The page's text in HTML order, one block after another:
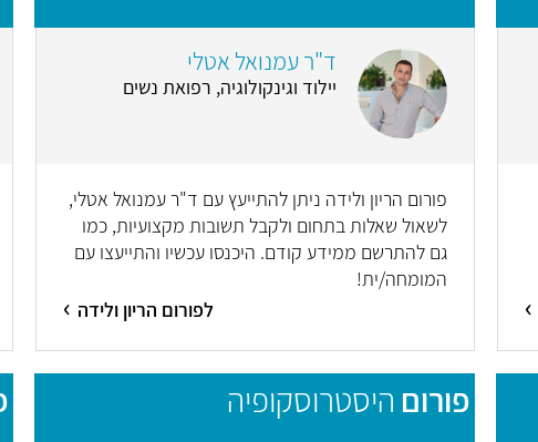
ד"ר עמנואל אטלי
יילוד וגינקולוגיה, רפואת נשים
פורום הריון ולידה ניתן להתייעץ עם ד"ר עמנואל אטלי,
לשאול שאלות בתחום ולקבל תשובות מקצועיות, כמו
גם להתרשם ממידע קודם. היכנסו עכשיו והתייעצו עם
המומחה/ית!
לפורום הריון ולידה
פורום היסטרוסקופיה